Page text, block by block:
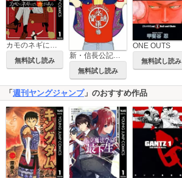
カモのネギには毒がある 加茂教授の人間経済学講義
無料試し読み
新・信長公記～ノブナガくんと私～
無料試し読み
ONE OUTS
無料試し読み
「 週刊ヤングジャンプ」のおすすめ作品